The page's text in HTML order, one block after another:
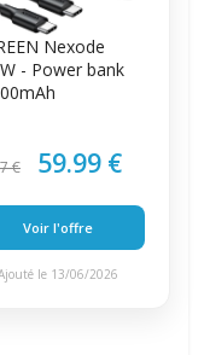
Nexode
- Power bank
€ 59.99 €
Voir l'offre
le 13/06/2026